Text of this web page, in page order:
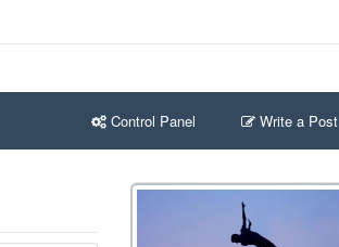
Control Panel Write a Post